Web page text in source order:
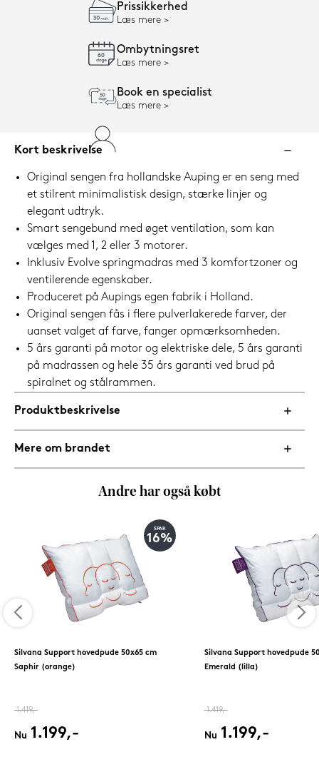
Prissikkerhed
Læs mere
Ombytningsret
Læs mere
Book en specialist
Læs mere
Kort beskrivelse
Original sengen fra hollandske Auping er en seng med
et stilrent minimalistisk design, stærke linjer og
elegant udtryk.
Smart sengebund med øget ventilation, som kan
vælges med 1, 2 eller 3 motorer.
Inklusiv Evolve springmadras med 3 komfortzoner og
ventilerende egenskaber.
Produceret på Aupings egen fabrik i Holland.
Original sengen fås i flere pulverlakerede farver, der
uanset valget af farve, fanger opmærksomheden.
5 års garanti på motor og elektriske dele, 5 års garanti
på madrassen og hele 35 års garanti ved brud på
spiralnet og stålrammen.
Produktbeskrivelse
Mere om brandet
Andre har også købt
SPAR
16%
Silvana Support hovedpude 50x65 cm
Saphir (orange)
1.419,-
Nu 1.199,-
Silvana Support hovedpude
Emerald (lilla)
1.419,-
Nu 1.199,-